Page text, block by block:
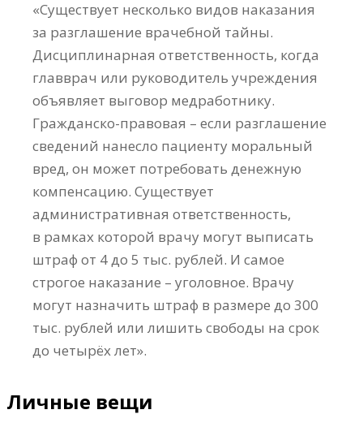
«Существует несколько видов наказания
за разглашение врачебной тайны.
Дисциплинарная ответственность, когда
главврач или руководитель учреждения
объявляет выговор медработнику.
Гражданско-правовая – если разглашение
сведений нанесло пациенту моральный
вред, он может потребовать денежную
компенсацию. Существует
административная ответственность,
в рамках которой врачу могут выписать
штраф от 4 до 5 тыс. рублей. И самое
строгое наказание – уголовное. Врачу
могут назначить штраф в размере до 300
тыс. рублей или лишить свободы на срок
до четырёх лет».
Личные вещи